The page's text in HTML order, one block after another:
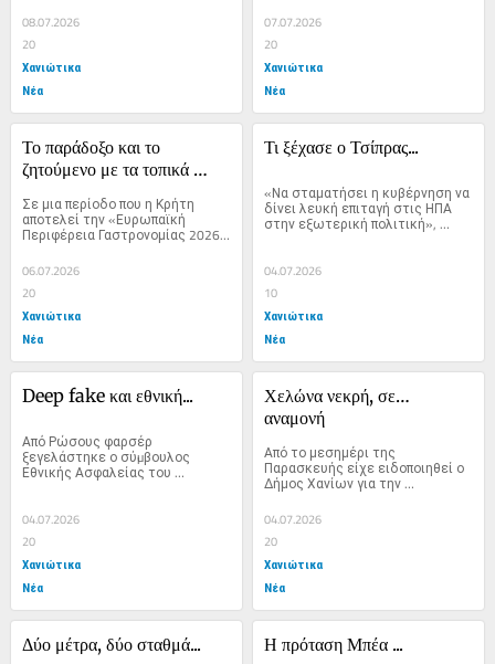
08.07.2026
20
Χανιώτικα
Νέα
07.07.2026
20
Χανιώτικα
Νέα
Το παράδοξο και το
ζητούμενο με τα τοπικά
Σε μια περίοδο που η Κρήτη
αποτελεί την «Ευρωπαϊκή
Περιφέρεια Γαστρονομίας 2026»
το ζήτημα...
06.07.2026
20
Χανιώτικα
Νέα
Τι ξέχασε ο Τσίπρας...
«Να σταματήσει η κυβέρνηση να
δίνει λευκή επιταγή στις ΗΠΑ
στην εξωτερική πολιτική»,
ζήτησε...
04.07.2026
10
Χανιώτικα
Νέα
Deep fake και εθνική...
Από Ρώσους φαρσέρ
ξεγελάστηκε ο σύµβουλος
Εθνικής Ασφαλείας του
πρωθυπουργού, Θάνος Ντόκος
04.07.2026
20
Χανιώτικα
Νέα
Χελώνα νεκρή, σε…
αναμονή
Από το μεσημέρι της
Παρασκευής είχε ειδοποιηθεί ο
Δήμος Χανίων για την
περισυλλογή μιας...
04.07.2026
20
Χανιώτικα
Νέα
Δύο μέτρα, δύο σταθμά... Η πρόταση Μπέα ...